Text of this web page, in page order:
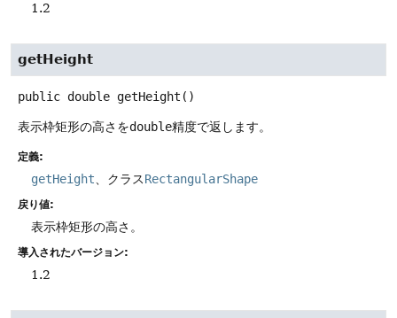
1.2
getHeight
public double getHeight ()
表示枠矩形の高さをdouble精度で返します。
定義:
getHeight 、クラスRectangularShape
戻り値:
表示枠矩形の高さ。
導入されたバージョン:
1.2